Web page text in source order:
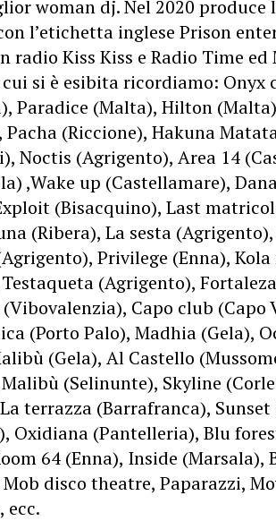
woman dj. Nel 2020
l’etichetta inglese Prison
radio Kiss Kiss e Radio Time ed
si è esibita ricordiamo: Onyx
Paradice (Malta), Hilton
Pacha (Riccione), Hakuna
Noctis (Agrigento), Area 14
,Wake up (Castellamare),
(Bisacquino), Last
(Ribera), La sesta
Privilege (Enna), Kola
(Agrigento),
Capo club (Capo
(Porto Palo), Madhia (Gela),
(Gela), Al Castello
(Selinunte), Skyline
terrazza (Barrafranca),
Oxidiana (Pantelleria), Blu
64 (Enna), Inside (Marsala),
disco theatre, Paparazzi,
ecc.